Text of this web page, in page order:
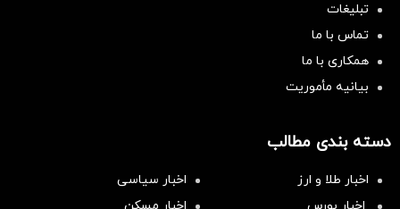
تبلیغات
تماس با ما
همکاری با ما
بیانیه مأموریت
دسته بندی مطالب
اخبار طلا و ارز
اخبار سیاسی